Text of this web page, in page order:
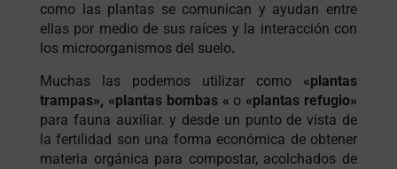
como las plantas se comunican y ayudan entre
ellas por medio de sus raíces y la interacción con
los microorganismos del suelo.
Muchas las podemos utilizar como «plantas
trampas», «plantas bombas « o «plantas refugio»
para fauna auxiliar. y desde un punto de vista de
la fertilidad son una forma económica de obtener
materia orgánica para compostar, acolchados de